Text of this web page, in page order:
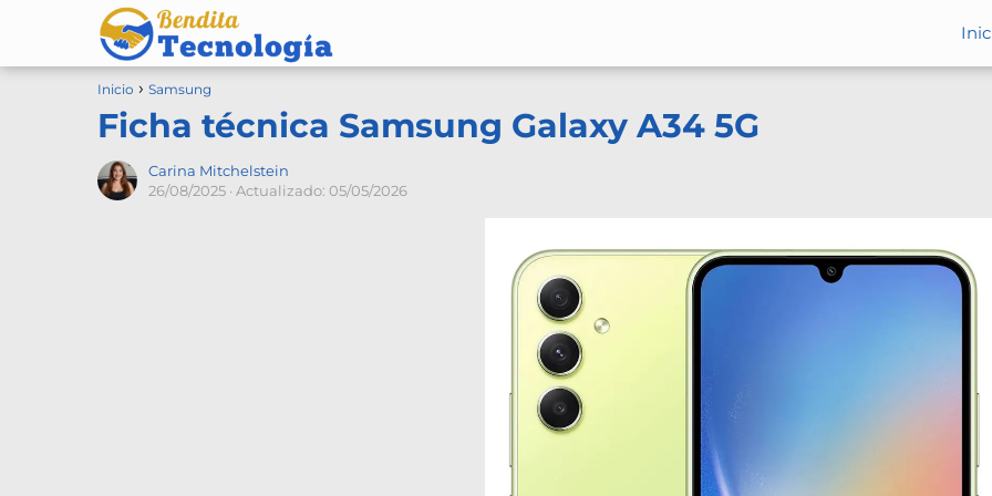
Inicio Samsung
Ficha técnica Samsung Galaxy A34 5G
Carina Mitchelstein
26/08/2025 · Actualizado: 05/05/2026